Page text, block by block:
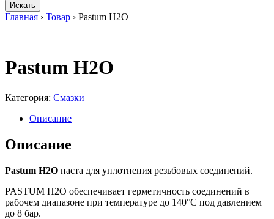
Искать
Главная › Товар › Pastum H2O
Pastum H2O
Категория: Смазки
Описание
Описание
Pastum H2O паста для уплотнения резьбовых соединений.
PASTUM H2O обеспечивает герметичность соединений в
рабочем диапазоне при температуре до 140°С под давлением
до 8 бар.